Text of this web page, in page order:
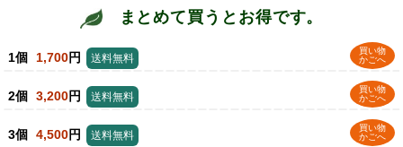
まとめて買うとお得です。
1個 1,700円
買い物
かごへ
送料無料
2個 3,200円
買い物
かごへ
送料無料
3個 4,500円
買い物
かごへ
送料無料